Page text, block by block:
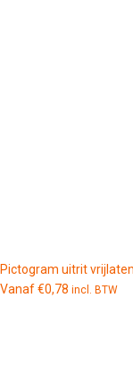
Pictogram uitrit
Vanaf€0,78 incl. BTW